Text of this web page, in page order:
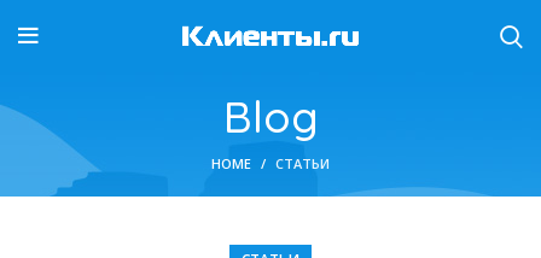
Blog
HOME СТАТЬИ